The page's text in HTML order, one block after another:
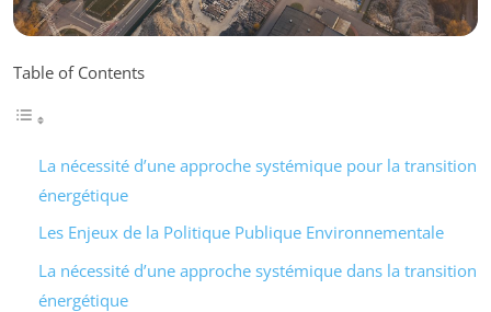
Table of Contents
La nécessité d’une approche systémique pour la transition
énergétique
Les Enjeux de la Politique Publique Environnementale
La nécessité d’une approche systémique dans la transition
énergétique